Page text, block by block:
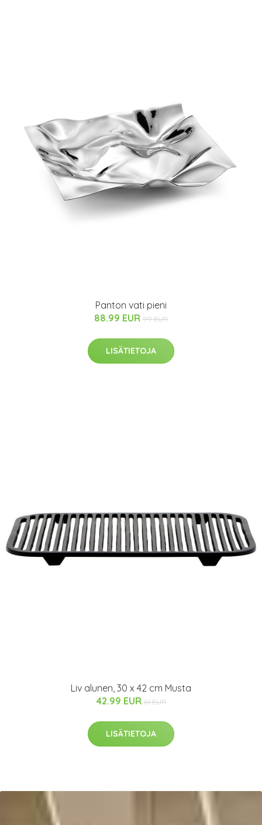
Panton vati pieni
88.99 EUR 99 EUR
LISÄTIETOJA
Liv alunen, 30 x 42 cm Musta
42.99 EUR 61 EUR
LISÄTIETOJA